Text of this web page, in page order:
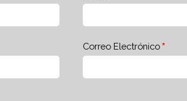
Correo Electrónico